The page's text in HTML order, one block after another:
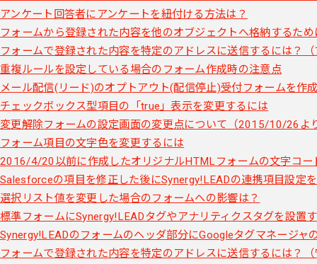
アンケート回答者にアンケートを紐付ける方法は？
フォームから登録された内容を他のオブジェクトへ格納するため
フォームで登録された内容を特定のアドレスに送信するには？
重複ルールを設定している場合のフォーム作成時の注意点
メール配信(リード)のオプトアウト(配信停止)受付フォームを作
チェックボックス型項目の「true」表示を変更するには
変更解除フォームの設定画面の変更点について（2015/10/26よ
フォーム項目の文字色を変更するには
2016/4/20以前に作成したオリジナルHTMLフォームの文字コー
Salesforceの項目を修正した後にSynergy!LEADの連携項目設定
選択リスト値を変更した場合のフォームへの影響は？
標準フォームにSynergy!LEADタグやアナリティクスタグを設置
Synergy!LEADのフォームのヘッダ部分にGoogleタグマネージャ
フォームで登録された内容を特定のアドレスに送信するには？